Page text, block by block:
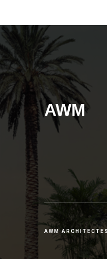
AWM
AWM